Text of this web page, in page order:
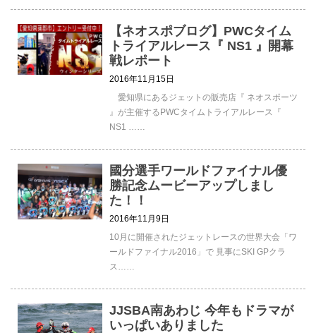
【ネオスポブログ】PWCタイム
トライアルレース『 NS1 』開幕
戦レポート
2016年11月15日
愛知県にあるジェットの販売店『 ネオスポーツ
』が主催するPWCタイムトライアルレース『
NS1 ……
國分選手ワールドファイナル優
勝記念ムービーアップしまし
た！！
2016年11月9日
10月に開催されたジェットレースの世界大会「ワ
ールドファイナル2016」で 見事にSKI GPクラ
ス……
JJSBA南あわじ 今年もドラマが
いっぱいありました